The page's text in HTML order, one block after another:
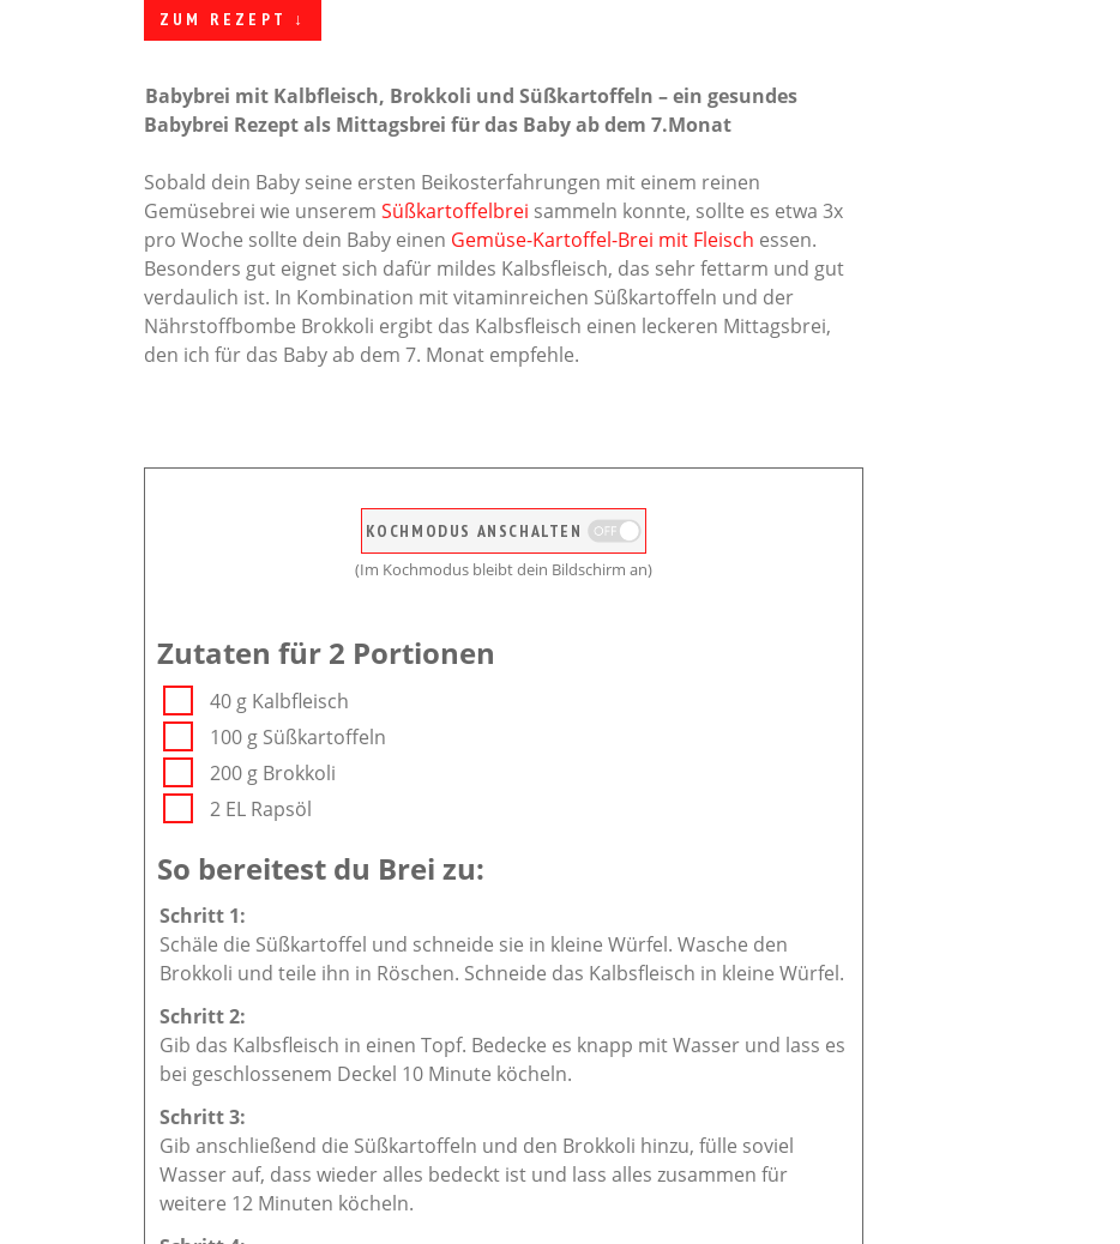
ZUM REZEPT ↓
Babybrei mit Kalbfleisch, Brokkoli und Süßkartoffeln – ein gesundes
Babybrei Rezept als Mittagsbrei für das Baby ab dem 7.Monat
Sobald dein Baby seine ersten Beikosterfahrungen mit einem reinen
Gemüsebrei wie unserem Süßkartoffelbrei sammeln konnte, sollte es etwa 3x
pro Woche sollte dein Baby einen Gemüse-Kartoffel-Brei mit Fleisch essen.
Besonders gut eignet sich dafür mildes Kalbsfleisch, das sehr fettarm und gut
verdaulich ist. In Kombination mit vitaminreichen Süßkartoffeln und der
Nährstoffbombe Brokkoli ergibt das Kalbsfleisch einen leckeren Mittagsbrei,
den ich für das Baby ab dem 7. Monat empfehle.
KOCHMODUS ANSCHALTEN
(Im Kochmodus bleibt dein Bildschirm an)
Zutaten für 2 Portionen
40 g Kalbfleisch
100 g Süßkartoffeln
200 g Brokkoli
2 EL Rapsöl
So bereitest du Brei zu:
Schäle die Süßkartoffel und schneide sie in kleine Würfel. Wasche den
Brokkoli und teile ihn in Röschen. Schneide das Kalbsfleisch in kleine Würfel.
Gib das Kalbsfleisch in einen Topf. Bedecke es knapp mit Wasser und lass es
bei geschlossenem Deckel 10 Minute köcheln.
Gib anschließend die Süßkartoffeln und den Brokkoli hinzu, fülle soviel
Wasser auf, dass wieder alles bedeckt ist und lass alles zusammen für
weitere 12 Minuten köcheln.